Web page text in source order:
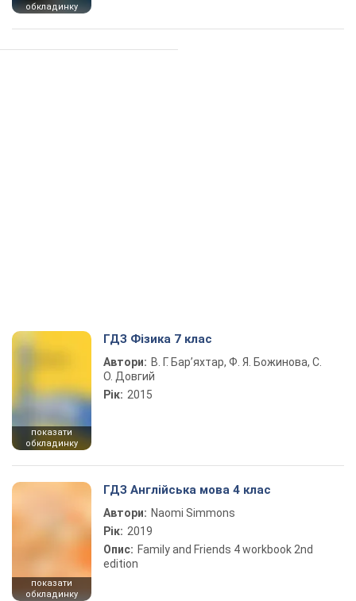
обкладинку
показати
обкладинку
ГДЗ Фізика 7 клас
Автори: В. Г. Бар’яхтар, Ф. Я. Божинова, С.
О. Довгий
Рік: 2015
показати
обкладинку
ГДЗ Англійська мова 4 клас
Автори: Naomi Simmons
Рік: 2019
Опис: Family and Friends 4 workbook 2nd
edition